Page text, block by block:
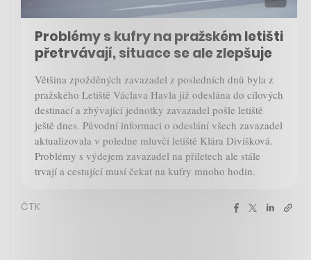
Problémy s kufry na pražském letišti
přetrvávají, situace se ale zlepšuje
Většina zpožděných zavazadel z posledních dnů byla z
pražského Letiště Václava Havla již odeslána do cílových
destinací a zbývající jednotky zavazadel pošle letiště
ještě dnes. Původní informaci o odeslání všech zavazadel
aktualizovala v poledne mluvčí letiště Klára Divíšková.
Problémy s výdejem zavazadel na příletech ale stále
trvají a cestující musí čekat na kufry mnoho hodin.
ČTK